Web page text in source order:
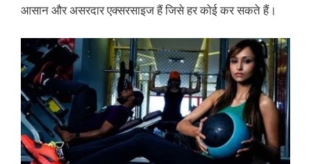
आसान और असरदार एक्सरसाइज हैं जिसे हर कोई कर सकते हैं।